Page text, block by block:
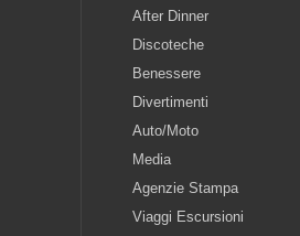
After Dinner
Discoteche
Benessere
Divertimenti
Auto/Moto
Media
Agenzie Stampa
Viaggi Escursioni